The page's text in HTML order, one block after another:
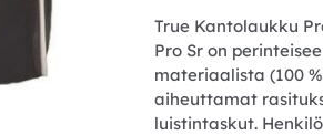
True Kantolaukku
Pro Sr on
materiaalista (100
aiheuttamat
luistintaskut.